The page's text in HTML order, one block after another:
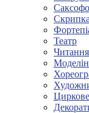
Скрипка
Театр
Читання